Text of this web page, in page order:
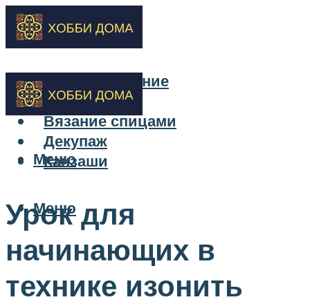
Бисероплетение
Вышивка
Вязание спицами
Декупаж
Канзаши
Меню
Меню
Урок для
начинающих в
технике изонить